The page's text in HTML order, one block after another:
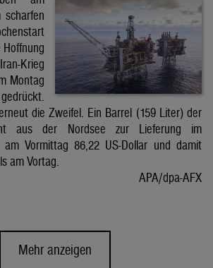
Krieg
Montag
die Zweifel. Ein Barrel (159 Liter) der
aus der Nordsee zur Lieferung im
Vormittag 86,22 US-Dollar und damit
am Vortag.
APA/dpa-AFX
Mehr anzeigen